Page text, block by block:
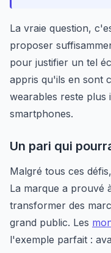
La vraie question,
proposer
pour justifier un tel
appris qu'ils en sont
wearables reste plus
smartphones.
Un pari qui
Malgré tous ces
La marque a prouvé
transformer des
grand public. Les
l'exemple parfait :